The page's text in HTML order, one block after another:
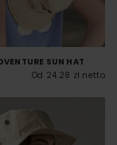
SUN HAT
Od 24.28 zł netto